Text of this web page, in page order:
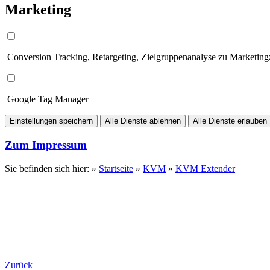
Marketing
Conversion Tracking, Retargeting, Zielgruppenanalyse zu
Google Tag Manager
Einstellungen speichern Alle Dienste ablehnen Alle Dienste erlauben
Zum Impressum
Sie befinden sich hier: » Startseite » KVM » KVM Extender
Zurück